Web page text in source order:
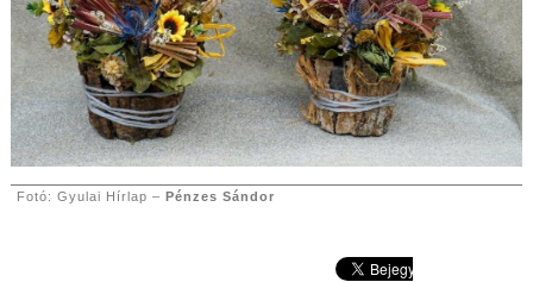
Fotó: Gyulai Hírlap – Pénzes Sándor